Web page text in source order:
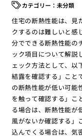
未分類
住宅の断熱性能は、見
クするのは難しいと感
分でできる断熱性能の
ック項目について解説
ェック方法として、以
結露を確認する」こと
の断熱性能が低い可能
を触って確認する」こ
る場合は、断熱性能が
風がないか確認する」
込んでくる場合は、気